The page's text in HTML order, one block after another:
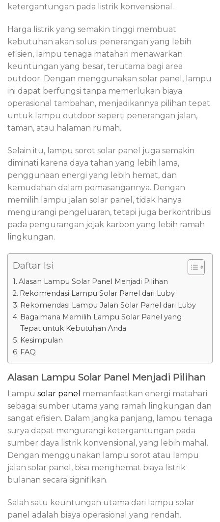
ketergantungan pada listrik konvensional.
Harga listrik yang semakin tinggi membuat
kebutuhan akan solusi penerangan yang lebih
efisien, lampu tenaga matahari menawarkan
keuntungan yang besar, terutama bagi area
outdoor. Dengan menggunakan solar panel, lampu
ini dapat berfungsi tanpa memerlukan biaya
operasional tambahan, menjadikannya pilihan tepat
untuk lampu outdoor seperti penerangan jalan,
taman, atau halaman rumah.
Selain itu, lampu sorot solar panel juga semakin
diminati karena daya tahan yang lebih lama,
penggunaan energi yang lebih hemat, dan
kemudahan dalam pemasangannya. Dengan
memilih lampu jalan solar panel, tidak hanya
mengurangi pengeluaran, tetapi juga berkontribusi
pada pengurangan jejak karbon yang lebih ramah
lingkungan.
Daftar Isi
Alasan Lampu Solar Panel Menjadi Pilihan
Rekomendasi Lampu Solar Panel dari Luby
Rekomendasi Lampu Jalan Solar Panel dari Luby
Bagaimana Memilih Lampu Solar Panel yang
Tepat untuk Kebutuhan Anda
Kesimpulan
FAQ
Alasan Lampu Solar Panel Menjadi Pilihan
Lampu solar panel memanfaatkan energi matahari
sebagai sumber utama yang ramah lingkungan dan
sangat efisien. Dalam jangka panjang, lampu tenaga
surya dapat mengurangi ketergantungan pada
sumber daya listrik konvensional, yang lebih mahal.
Dengan menggunakan lampu sorot atau lampu
jalan solar panel, bisa menghemat biaya listrik
bulanan secara signifikan.
Salah satu keuntungan utama dari lampu solar
panel adalah biaya operasional yang rendah.